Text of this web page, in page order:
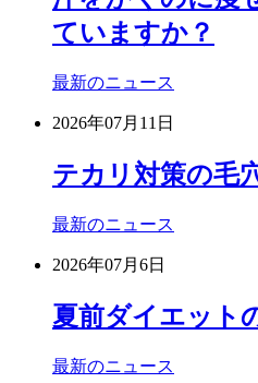
ていますか？
最新のニュース
2026年07月11日
テカリ対策の毛
最新のニュース
2026年07月6日
夏前ダイエット
最新のニュース